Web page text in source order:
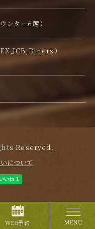
ンター6席）
）
Reserved.
について
WEB予約